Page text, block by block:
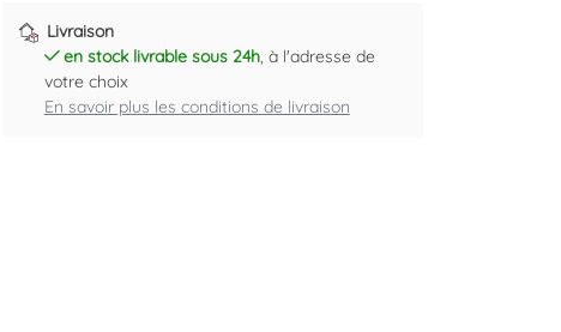
Livraison
en stock livrable sous 24h, à l'adresse de
votre choix
En savoir plus les conditions de livraison